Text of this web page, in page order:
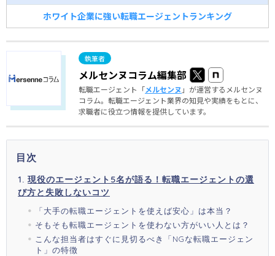
ホワイト企業に強い転職エージェントランキング
メルセンヌコラム編集部
転職エージェント「メルセンヌ 」が運営するメルセンヌ
コラム。転職エージェント業界の知見や実績をもとに、
求職者に役立つ情報を提供しています。
目次
現役のエージェント5名が語る！転職エージェントの選
び方と失敗しないコツ
「大手の転職エージェントを使えば安心」は本当？
そもそも転職エージェントを使わない方がいい人とは？
こんな担当者はすぐに見切るべき「NGな転職エージェン
ト」の特徴